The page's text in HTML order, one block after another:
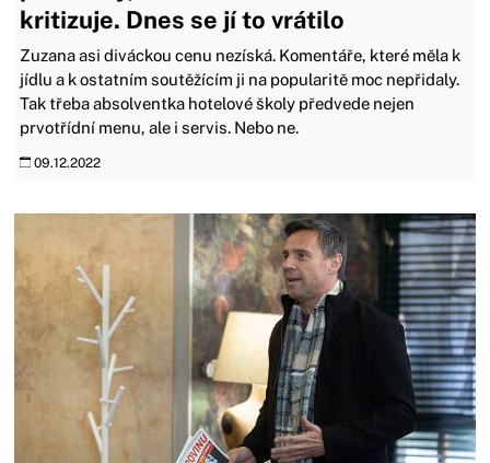
kritizuje. Dnes se jí to vrátilo
Zuzana asi diváckou cenu nezíská. Komentáře, které měla k
jídlu a k ostatním soutěžícím ji na popularitě moc nepřidaly.
Tak třeba absolventka hotelové školy předvede nejen
prvotřídní menu, ale i servis. Nebo ne.
09.12.2022